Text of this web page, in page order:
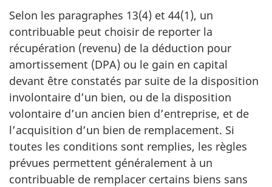
Selon les paragraphes 13(4) et 44(1), un
contribuable peut choisir de reporter la
récupération (revenu) de la déduction pour
amortissement (DPA) ou le gain en capital
devant être constatés par suite de la disposition
involontaire d’un bien, ou de la disposition
volontaire d’un ancien bien d’entreprise, et de
l’acquisition d’un bien de remplacement. Si
toutes les conditions sont remplies, les règles
prévues permettent généralement à un
contribuable de remplacer certains biens sans